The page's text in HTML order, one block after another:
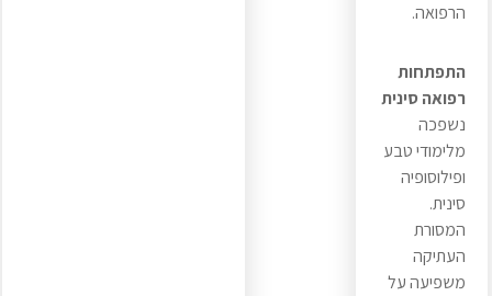
הרפואה.
התפתחות
רפואה סינית
נשפכה
מלימודי טבע
ופילוסופיה
סינית.
המסורת
העתיקה
משפיעה על